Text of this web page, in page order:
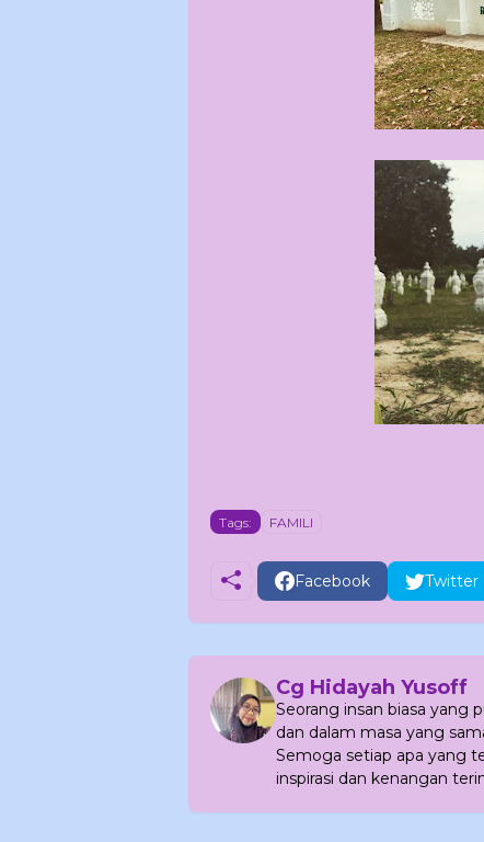
Tags: FAMILI
Facebook Twitter
Cg Hidayah Yusoff
Seorang insan biasa yang
dan dalam masa yang
Semoga setiap apa yang
inspirasi dan kenangan